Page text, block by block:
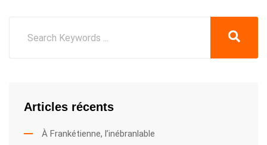
Articles récents
À Frankétienne, l’inébranlable